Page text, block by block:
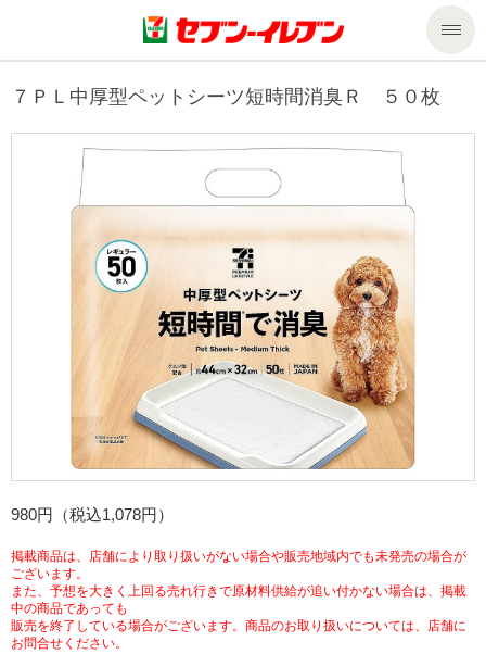
商品のご案内
商品のご案内トップ
今週の新商品
来週の新商品
商品カテゴリ一覧
セブンプレミアム
食の安全・安心への取組み
ギフト
プリペイドカード・金券
ニンテンドー・ダウンロードカード
セール・キャンペーン
サービス
サービストップ
マルチコピー機でできること
マルチコピー機でできることトップ
コピー
プリント
スキャン
便利なサービス
宅配便
切手・はがき・印紙
セブン銀行ATM
チケットサービス
セブンチケット
チケットぴあ
セブン‐イレブンでお受取り
タワーレコード
停電時のサービス停止のお知らせ
ニュースリリース
ごあいさつ
企業理念
会社概要
貸借対照表・損益計算書
私たちの取組み
サステナビリティ
サステナビリティトップ
セブン＆アイ・ホールディングスの重点課題
サステナビリティ活動基本方針
サステナビリティ推進体制
加盟店オーナー募集 物件募集・購入
アルバイト情報
７ＰＬ中厚型ペットシーツ短時間消臭Ｒ ５０枚
980円（税込1,078円）
掲載商品は、店舗により取り扱いがない場合や販売地域内でも未発売の場合が
ございます。
また、予想を大きく上回る売れ行きで原材料供給が追い付かない場合は、掲載
中の商品であっても
販売を終了している場合がございます。商品のお取り扱いについては、店舗に
お問合せください。